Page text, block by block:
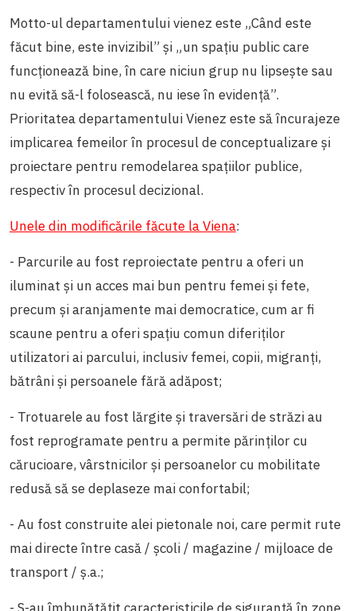
Motto-ul departamentului vienez este „Când este
făcut bine, este invizibil” și „un spațiu public care
funcționează bine, în care niciun grup nu lipsește sau
nu evită să-l folosească, nu iese în evidență”.
Prioritatea departamentului Vienez este să încurajeze
implicarea femeilor în procesul de conceptualizare și
proiectare pentru remodelarea spațiilor publice,
respectiv în procesul decizional.
Unele din modificările făcute la Viena:
- Parcurile au fost reproiectate pentru a oferi un
iluminat și un acces mai bun pentru femei și fete,
precum și aranjamente mai democratice, cum ar fi
scaune pentru a oferi spațiu comun diferiților
utilizatori ai parcului, inclusiv femei, copii, migranți,
bătrâni și persoanele fără adăpost;
- Trotuarele au fost lărgite și traversări de străzi au
fost reprogramate pentru a permite părinților cu
cărucioare, vârstnicilor și persoanelor cu mobilitate
redusă să se deplaseze mai confortabil;
- Au fost construite alei pietonale noi, care permit rute
mai directe între casă / școli / magazine / mijloace de
transport / ș.a.;